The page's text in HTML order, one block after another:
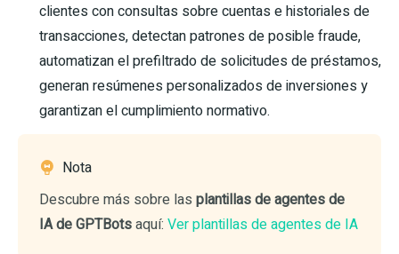
clientes con consultas sobre cuentas e historiales de
transacciones, detectan patrones de posible fraude,
automatizan el prefiltrado de solicitudes de préstamos,
generan resúmenes personalizados de inversiones y
garantizan el cumplimiento normativo.
Nota
Descubre más sobre las plantillas de agentes de
IA de GPTBotsaquí: Ver plantillas de agentes de IA